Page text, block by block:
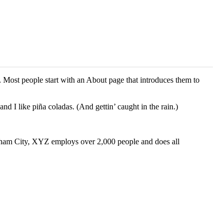
people start with an About page that introduces them to
I like piña coladas. (And gettin’ caught in the rain.)
City, XYZ employs over 2,000 people and does all